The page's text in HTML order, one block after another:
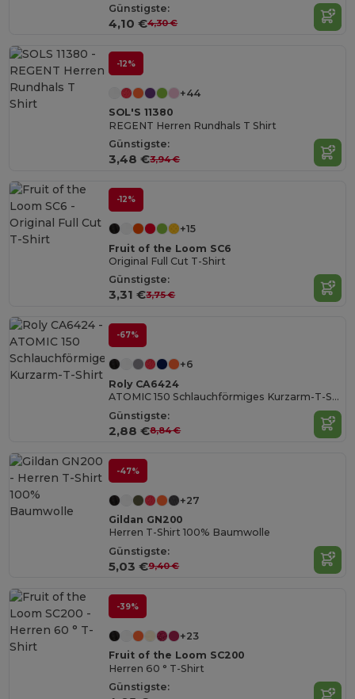
Günstigste:
4,10 €4,30 €
-12%
+44
SOL'S 11380
REGENT Herren Rundhals T Shirt
Günstigste:
3,48 €3,94 €
-12%
+15
Fruit of the Loom SC6
Original Full Cut T-Shirt
Günstigste:
3,31 €3,75 €
-67%
+6
Roly CA6424
ATOMIC 150 Schlauchförmiges Kurzarm-T-Shirt
Günstigste:
2,88 €8,84 €
-47%
+27
Gildan GN200
Herren T-Shirt 100% Baumwolle
Günstigste:
5,03 €9,40 €
-39%
+23
Fruit of the Loom SC200
Herren 60 ° T-Shirt
Günstigste: